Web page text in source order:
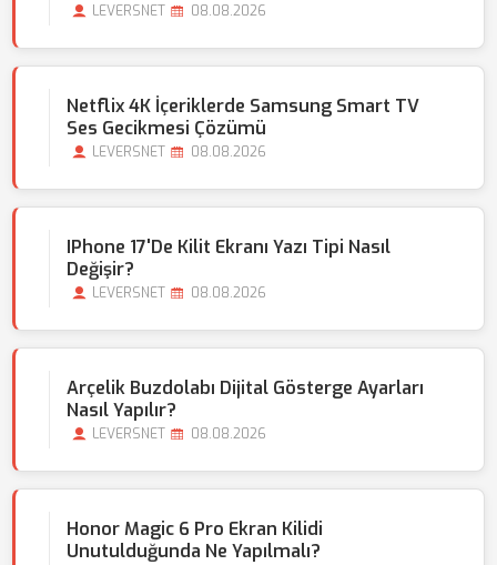
LEVERSNET 08.08.2026
Netflix 4K İçeriklerde Samsung Smart TV
Ses Gecikmesi Çözümü
LEVERSNET 08.08.2026
IPhone 17'de Kilit Ekranı Yazı Tipi Nasıl
Değişir?
LEVERSNET 08.08.2026
Arçelik Buzdolabı Dijital Gösterge Ayarları
Nasıl Yapılır?
LEVERSNET 08.08.2026
Honor Magic 6 Pro Ekran Kilidi
Unutulduğunda Ne Yapılmalı?